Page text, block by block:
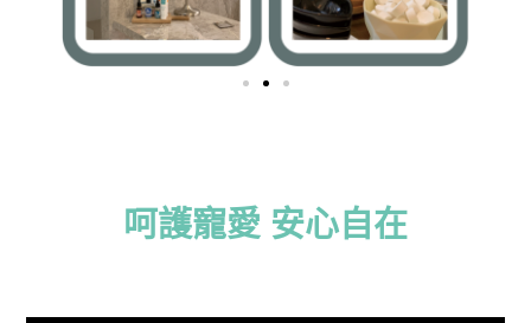
呵護寵愛 安心自在